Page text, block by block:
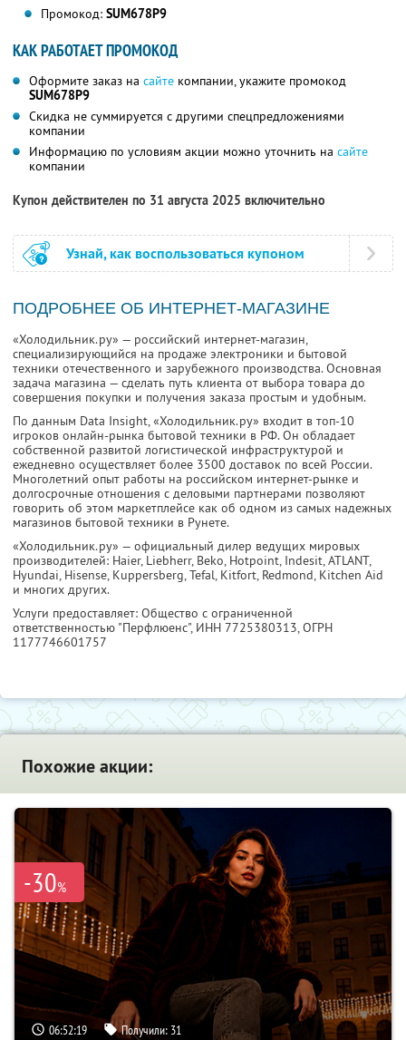
Промокод: SUM678P9
КАК РАБОТАЕТ ПРОМОКОД
Оформите заказ на сайте компании, укажите промокод
SUM678P9
Скидка не суммируется с другими спецпредложениями
компании
Информацию по условиям акции можно уточнить на сайте
компании
Купон действителен по 31 августа 2025 включительно
Узнай, как воспользоваться купоном
ПОДРОБНЕЕ ОБ ИНТЕРНЕТ-МАГАЗИНЕ
«Холодильник.ру» — российский интернет-магазин,
специализирующийся на продаже электроники и бытовой
техники отечественного и зарубежного производства. Основная
задача магазина — сделать путь клиента от выбора товара до
совершения покупки и получения заказа простым и удобным.
По данным Data Insight, «Холодильник.ру» входит в топ-10
игроков онлайн-рынка бытовой техники в РФ. Он обладает
собственной развитой логистической инфраструктурой и
ежедневно осуществляет более 3500 доставок по всей России.
Многолетний опыт работы на российском интернет-рынке и
долгосрочные отношения с деловыми партнерами позволяют
говорить об этом маркетплейсе как об одном из самых надежных
магазинов бытовой техники в Рунете.
«Холодильник.ру» — официальный дилер ведущих мировых
производителей: Haier, Liebherr, Beko, Hotpoint, Indesit, ATLANT,
Hyundai, Hisense, Kuppersberg, Tefal, Kitfort, Redmond, Kitchen Aid
и многих других.
Услуги предоставляет: Общество с ограниченной
ответственностью "Перфлюенс", ИНН 7725380313, ОГРН
1177746601757
Похожие акции:
-30%
06:52:18 Получили: 31